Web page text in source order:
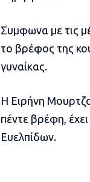
Συμφωνα με τις
το βρέφος της
γυναίκας.
Η Ειρήνη
πέντε βρέφη,
Ευελπίδων.